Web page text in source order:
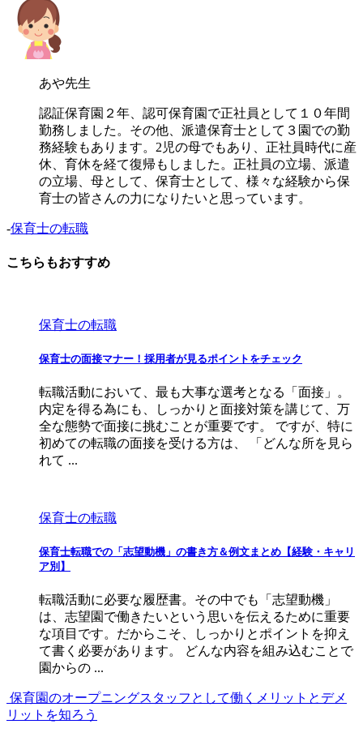
あや先生
認証保育園２年、認可保育園で正社員として１０年間
勤務しました。その他、派遣保育士として３園での勤
務経験もあります。2児の母でもあり、正社員時代に産
休、育休を経て復帰もしました。正社員の立場、派遣
の立場、母として、保育士として、様々な経験から保
育士の皆さんの力になりたいと思っています。
-保育士の転職
こちらもおすすめ
保育士の転職
保育士の面接マナー！採用者が見るポイントをチェック
転職活動において、最も大事な選考となる「面接」。
内定を得る為にも、しっかりと面接対策を講じて、万
全な態勢で面接に挑むことが重要です。 ですが、特に
初めての転職の面接を受ける方は、 「どんな所を見ら
れて ...
保育士の転職
保育士転職での「志望動機」の書き方＆例文まとめ【経験・キャリ
ア別】
転職活動に必要な履歴書。その中でも「志望動機」
は、志望園で働きたいという思いを伝えるために重要
な項目です。だからこそ、しっかりとポイントを抑え
て書く必要があります。 どんな内容を組み込むことで
園からの ...
保育園のオープニングスタッフとして働くメリットとデメ
リットを知ろう